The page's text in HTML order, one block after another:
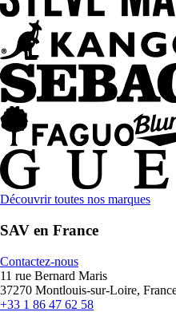
Découvrir toutes nos marques
SAV en France
Contactez-nous
11 rue Bernard Maris
37270 Montlouis-sur-Loire,
+33 1 86 47 62 58